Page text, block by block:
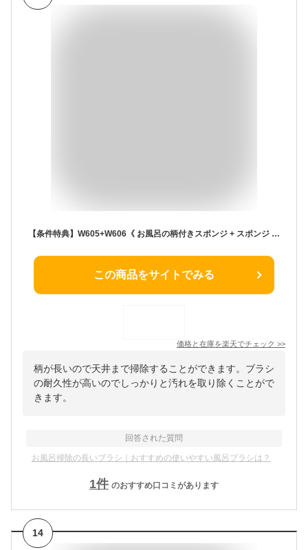
【条件特典】W605+W606《 お風呂の柄付きスポンジ + スポンジ リフィル セット 》マーナ 風呂 掃除 バススポンジ 長い柄 持ち手付 ハンドル付 浴室天井 バスタブ 水垢取り ヘッドが動く バスブラシ そうじ 掃除グッズ 浴室掃除 お風呂掃除 取り替え用スポンジ marna MRN
この商品をサイトでみる
価格と在庫を楽天でチェック >>
柄が長いので天井まで掃除することができます。ブラシ
の耐久性が高いのでしっかりと汚れを取り除くことがで
きます。
回答された質問
お風呂掃除の長いブラシ｜おすすめの使いやすい風呂ブラシは？
1件 のおすすめ口コミがあります
14